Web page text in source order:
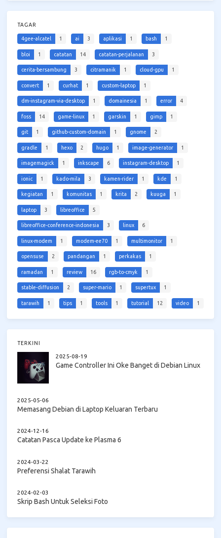
TAGAR
4gee-alcatel 1 ai 3 aplikasi 1 bash 1
bloi 1 catatan 14 catatan-perjalanan 3
cerita-bersambung 3 citramanik 1 cloud-gpu 1
convert 1 curhat 1 custom-laptop 1
dm-instagram-via-desktop 1 domainesia 1 error 4
foss 14 game-linux 1 garskin 1 gimp 1
git 1 github-custom-domain 1 gnome 2
gradle 1 hexo 2 hugo 1 image-generator 1
imagemagick 1 inkscape 6 instagram-desktop 1
ionic 1 kado-mila 3 kamen-rider 1 kde 1
kegiatan 1 komunitas 1 krita 2 kuuga 1
laptop 3 libreoffice 5
libreoffice-conference-indonesia 3 linux 6
linux-modem 1 modem-ee70 1 multimonitor 1
opensuse 2 pandangan 1 perkakas 1
ramadan 1 review 16 rgb-to-cmyk 1
stable-diffusion 2 super-mario 1 supertux 1
tarawih 1 tips 1 tools 1 tutorial 12 video 1
TERKINI
2025-08-19
Game Controller Ini Oke Banget di Debian Linux
2025-05-06
Memasang Debian di Laptop Keluaran Terbaru
2024-12-16
Catatan Pasca Update ke Plasma 6
2024-03-22
Preferensi Shalat Tarawih
2024-02-03
Skrip Bash Untuk Seleksi Foto